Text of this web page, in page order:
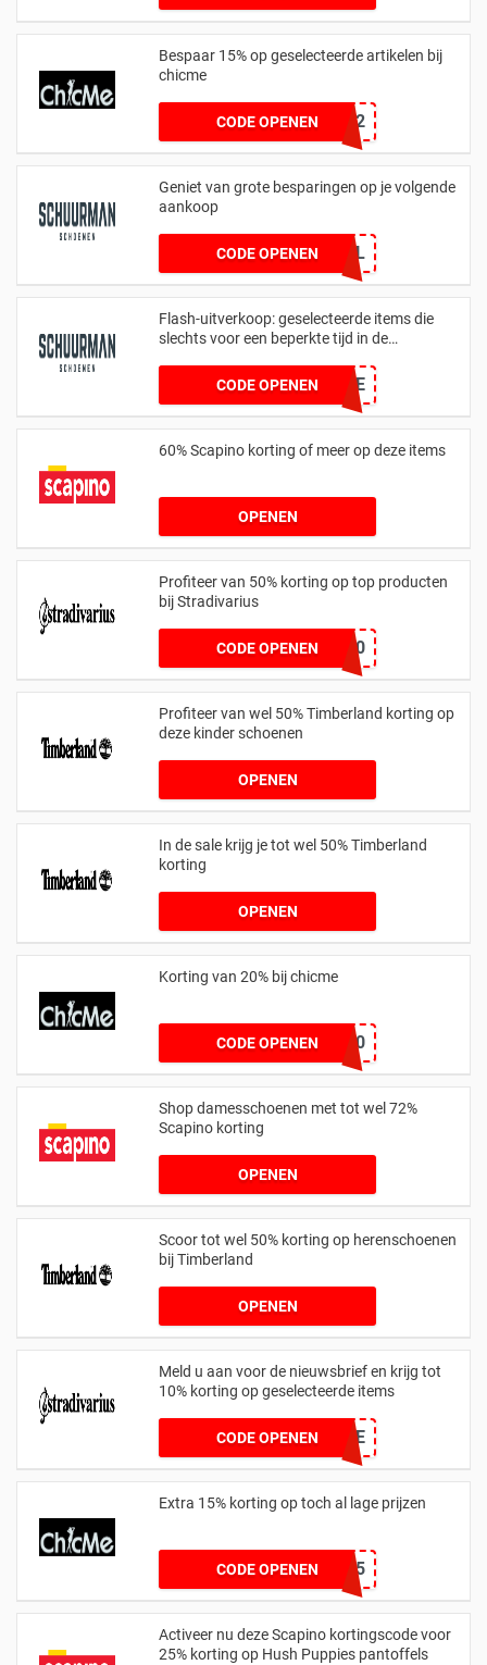
Bespaar 15% op geselecteerde artikelen bij
chicme
CODE OPENENCHIC12
Geniet van grote besparingen op je volgende
aankoop
CODE OPENEN
CLEARANCEDEAL
Flash-uitverkoop: geselecteerde items die
slechts voor een beperkte tijd in de
CODE OPENENSTTNNE
60% Scapino korting of meer op deze items
OPENEN
Profiteer van 50% korting op top producten
bij Stradivarius
CODE OPENENSAVE50
Profiteer van wel 50% Timberland korting op
deze kinder schoenen
OPENEN
In de sale krijg je tot wel 50% Timberland
korting
OPENEN
Korting van 20% bij chicme
CODE OPENENapollo20
Shop damesschoenen met tot wel 72%
Scapino korting
OPENEN
Scoor tot wel 50% korting op herenschoenen
bij Timberland
OPENEN
Meld u aan voor de nieuwsbrief en krijg tot
10% korting op geselecteerde items
CODE OPENENWELCOME
Extra 15% korting op toch al lage prijzen
CODE OPENENSJQ15
Activeer nu deze Scapino kortingscode voor
25% korting op Hush Puppies pantoffels